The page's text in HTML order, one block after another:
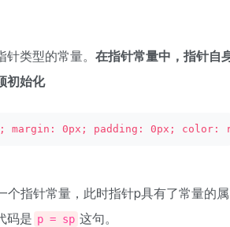
类型的常量。 在指针常量中，指针自
初始化
0px; padding: 0px; color:
指针常量，此时指针p具有了常量的属
码是 p = sp 这句。